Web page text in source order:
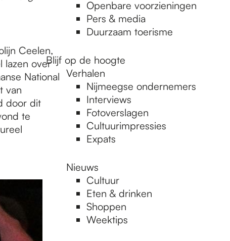
Openbare voorzieningen
Pers & media
Duurzaam toerisme
Blijf op de hoogte
Verhalen
Nijmeegse ondernemers
Interviews
Fotoverslagen
Cultuurimpressies
Expats
Nieuws
Cultuur
Eten & drinken
Shoppen
Weektips
Ceelen,
lazen over
National
van
door dit
te